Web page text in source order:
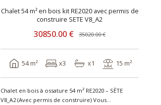
Chalet 54 m² en bois kit RE2020 avec permis de
construire SETE V8_A2
30850.00 € 35020.00 €
54 m² x3 x1 15 m²
Chalet en bois à ossature 54 m² RE2020 – SÈTE
V8_A2 (Avec permis de construire) Vous